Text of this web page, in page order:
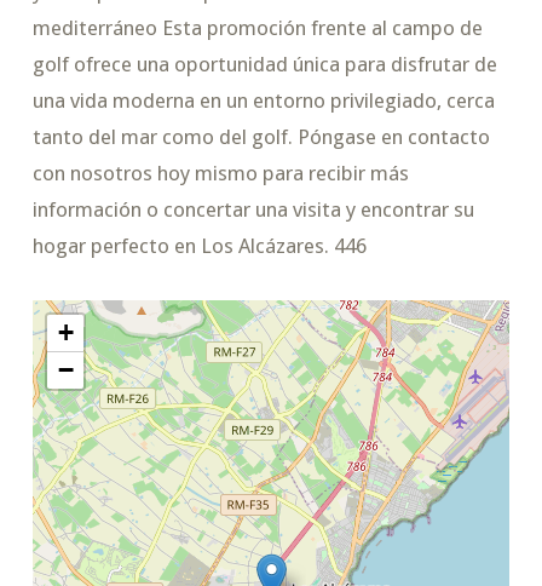
mediterráneo Esta promoción frente al campo de
golf ofrece una oportunidad única para disfrutar de
una vida moderna en un entorno privilegiado, cerca
tanto del mar como del golf. Póngase en contacto
con nosotros hoy mismo para recibir más
información o concertar una visita y encontrar su
hogar perfecto en Los Alcázares. 446
+
−